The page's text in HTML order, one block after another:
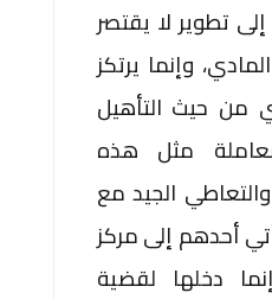
تطوير لا يقتصر
وإنما يرتكز
من حيث التأهيل
مثل هذه
والتعاطي الجيد مع
أحدهم إلى مركز
دخلها لقضية